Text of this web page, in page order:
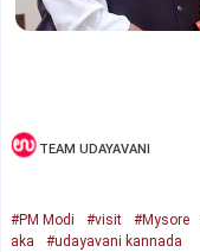
TEAM UDAYAVANI
#PM Modi #visit #Mysore
aka
#udayavani kannada